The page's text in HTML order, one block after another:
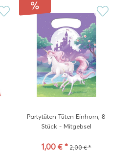
Partytüten Tüten Einhorn, 8
Stück - Mitgebsel
1,00 € * 2,00 € *